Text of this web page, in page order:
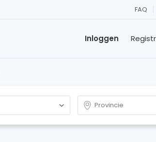
FAQ
Inloggen